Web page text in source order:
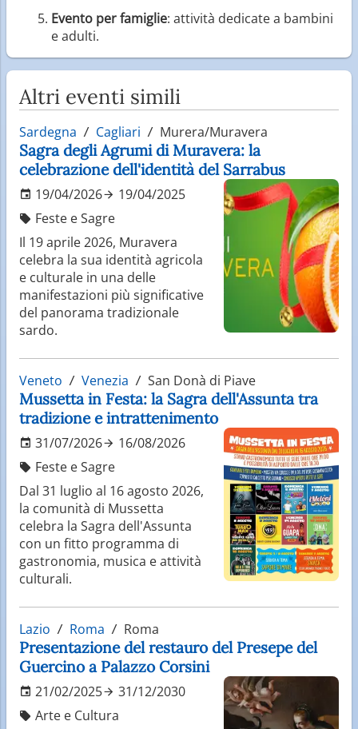
Evento per famiglie: attività dedicate a bambini
e adulti.
Altri eventi simili
Sardegna Cagliari Murera/Muravera
Sagra degli Agrumi di Muravera: la
celebrazione dell'identità del Sarrabus
19/04/2026
19/04/2025
Feste e Sagre
Il 19 aprile 2026, Muravera
celebra la sua identità agricola
e culturale in una delle
manifestazioni più significative
del panorama tradizionale
sardo.
Veneto Venezia San Donà di Piave
Mussetta in Festa: la Sagra dell'Assunta tra
tradizione e intrattenimento
31/07/2026
16/08/2026
Feste e Sagre
Dal 31 luglio al 16 agosto 2026,
la comunità di Mussetta
celebra la Sagra dell'Assunta
con un fitto programma di
gastronomia, musica e attività
culturali.
Lazio Roma Roma
Presentazione del restauro del Presepe del
Guercino a Palazzo Corsini
21/02/2025
31/12/2030
Arte e Cultura